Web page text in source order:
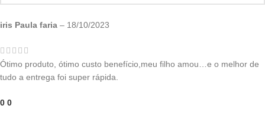
iris Paula faria – 18/10/2023
Ótimo produto, ótimo custo benefício,meu filho amou…e o melhor de
tudo a entrega foi super rápida.
0 0